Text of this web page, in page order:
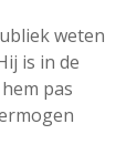
weten
is in de
pas